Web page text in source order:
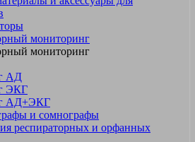
мониторинг
мониторинг
АД
ЭКГ
АД+ЭКГ
и сомнографы
респираторных и орфанных